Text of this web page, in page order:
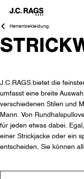
Herrenbekleidung.
J.C.RAGS bietet die
umfasst eine breite
verschiedenen Stilen und
Mann. Von
für jeden etwas dabei.
einer Strickjacke oder ein
entscheiden, Sie können